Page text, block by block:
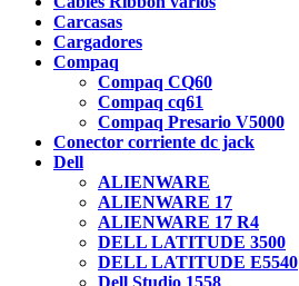
Carcasas
Cargadores
Compaq
Compaq CQ60
Compaq cq61
Compaq Presario V5000
Conector corriente dc jack
Dell
ALIENWARE
ALIENWARE 17
ALIENWARE 17 R4
DELL LATITUDE 3500
DELL LATITUDE E5540